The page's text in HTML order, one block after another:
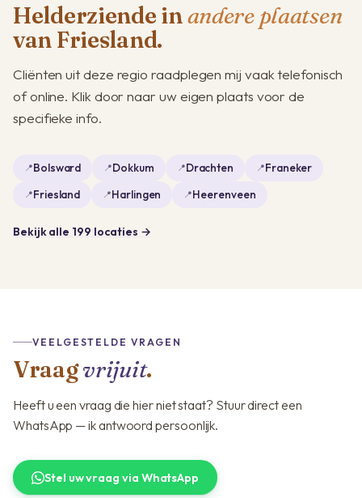
Helderziende inandere plaatsen
van Friesland.
Cliënten uit deze regio raadplegen mij vaak telefonisch
of online. Klik door naar uw eigen plaats voor de
specifieke info.
Bolsward Dokkum Drachten
Franeker
Friesland
Harlingen Heerenveen
Bekijk alle 199 locaties →
VEELGESTELDE VRAGEN
Vraagvrijuit.
Heeft u een vraag die hier niet staat? Stuur direct een
WhatsApp — ik antwoord persoonlijk.
Stel uw vraag via WhatsApp